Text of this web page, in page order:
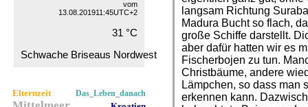
vom
13.08.201911:45UTC+2
31 °C
Schwache Briseaus Nordwest
Elternzeit Das_Leben_danach
langsam Richtung
Madura Bucht so flach,
große Schiffe darstellt.
aber dafür hatten wir es
Fischerbojen zu tun.
Christbäume, andere
Lämpchen, so dass man
erkennen kann.